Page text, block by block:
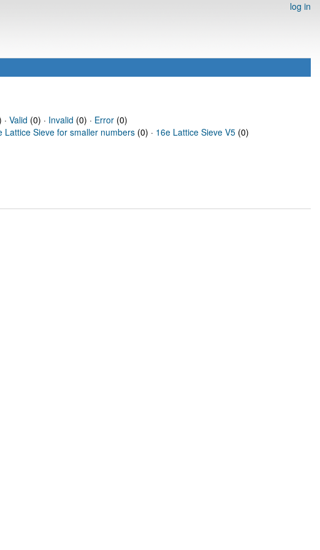
log in
Valid (0) · Invalid (0) · Error(0)
Lattice Sieve for smaller numbers (0) · 16e Lattice Sieve V5 (0)